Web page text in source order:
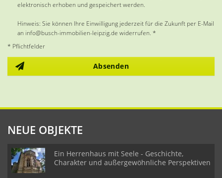
elektronisch erhoben und gespeichert werden.
Hinweis: Sie können Ihre Einwilligung jederzeit für die Zukunft per E-Mail
an info@busch-immobilien-leipzig.de widerrufen. *
* Pflichtfelder
Absenden
NEUE OBJEKTE
Ein Herrenhaus mit Seele - Geschichte,
Charakter und außergewöhnliche Perspektiven